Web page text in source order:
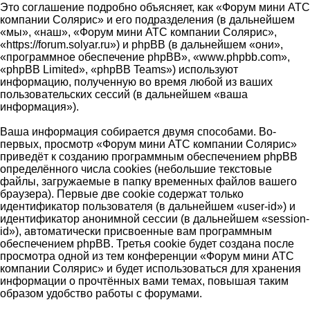
Это соглашение подробно объясняет, как «Форум мини АТС
компании Солярис» и его подразделения (в дальнейшем
«мы», «наш», «Форум мини АТС компании Солярис»,
«https://forum.solyar.ru») и phpBB (в дальнейшем «они»,
«программное обеспечение phpBB», «www.phpbb.com»,
«phpBB Limited», «phpBB Teams») используют
информацию, полученную во время любой из ваших
пользовательских сессий (в дальнейшем «ваша
информация»).
Ваша информация собирается двумя способами. Во-
первых, просмотр «Форум мини АТС компании Солярис»
приведёт к созданию программным обеспечением phpBB
определённого числа cookies (небольшие текстовые
файлы, загружаемые в папку временных файлов вашего
браузера). Первые две cookie содержат только
идентификатор пользователя (в дальнейшем «user-id») и
идентификатор анонимной сессии (в дальнейшем «session-
id»), автоматически присвоенные вам программным
обеспечением phpBB. Третья cookie будет создана после
просмотра одной из тем конференции «Форум мини АТС
компании Солярис» и будет использоваться для хранения
информации о прочтённых вами темах, повышая таким
образом удобство работы с форумами.